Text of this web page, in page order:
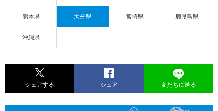
熊本県 大分県 宮崎県 鹿児島県
沖縄県
シェアする シェア 友だちに送る